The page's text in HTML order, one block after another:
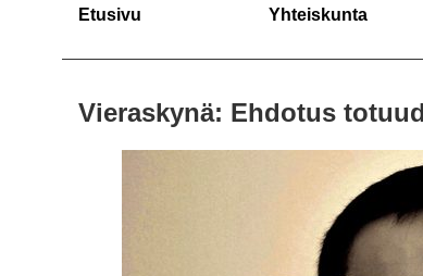
Etusivu Yhteiskunta
Vieraskynä: Ehdotus